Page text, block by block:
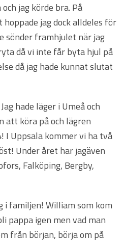
jag körde bra. På
jag dock alldeles för
sönder framhjulet när jag
då vi inte får byta hjul på
då jag hade kunnat slutat
hade läger i Umeå och
att köra på och lägren
I Uppsala kommer vi ha två
Under året har jagäven
Falköping, Bergby,
familjen! William som kom
pappa igen men vad man
från början, börja om på